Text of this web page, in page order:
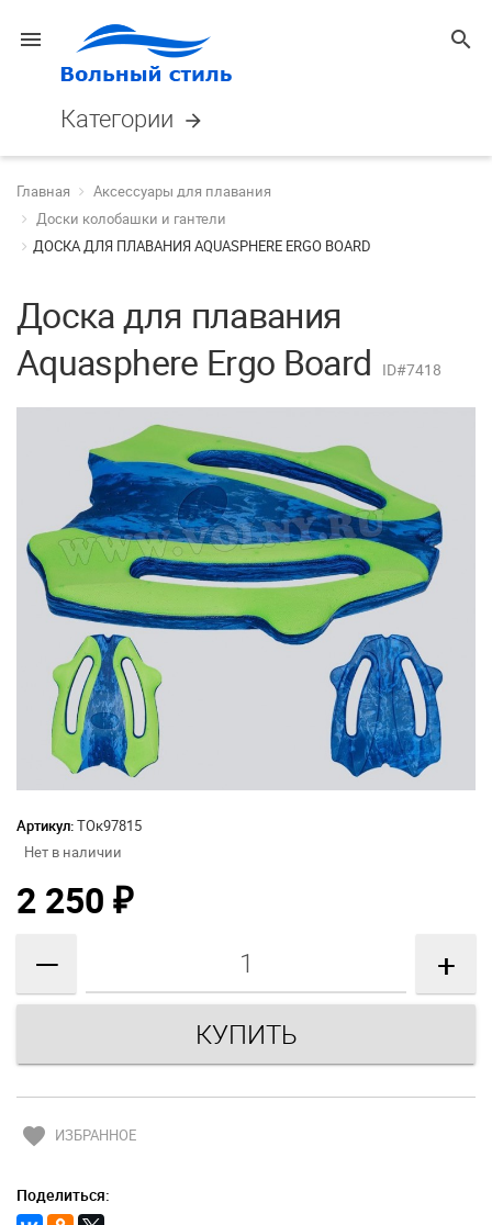
menu search
Категории arrow_forward
Главная
Аксессуары для плавания
Доски колобашки и гантели
ДОСКА ДЛЯ ПЛАВАНИЯ AQUASPHERE ERGO BOARD
Доска для плавания
Aquasphere Ergo Board
ID#7418
Артикул:ТОк97815
Нет в наличии
2 250 ₽
— +
favorite ИЗБРАННОЕ
Поделиться: